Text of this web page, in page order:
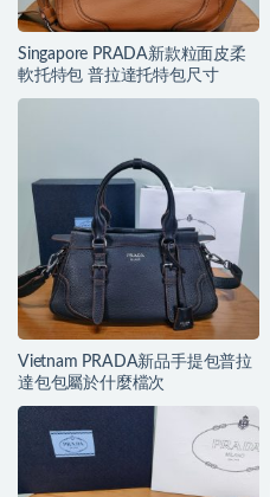
Singapore PRADA新款粒面皮柔
軟托特包 普拉達托特包尺寸
Vietnam PRADA新品手提包普拉
達包包屬於什麼檔次